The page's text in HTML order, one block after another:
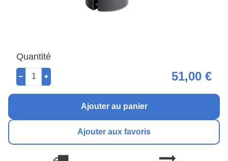
Quantité
51,00 €
Ajouter au panier
Ajouter aux favoris